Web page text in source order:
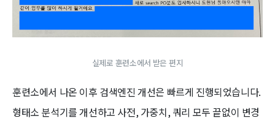
실제로 훈련소에서 받은 편지
훈련소에서 나온 이후 검색엔진 개선은 빠르게 진행되었습니다.
형태소 분석기를 개선하고 사전, 가중치, 쿼리 모두 끝없이 변경